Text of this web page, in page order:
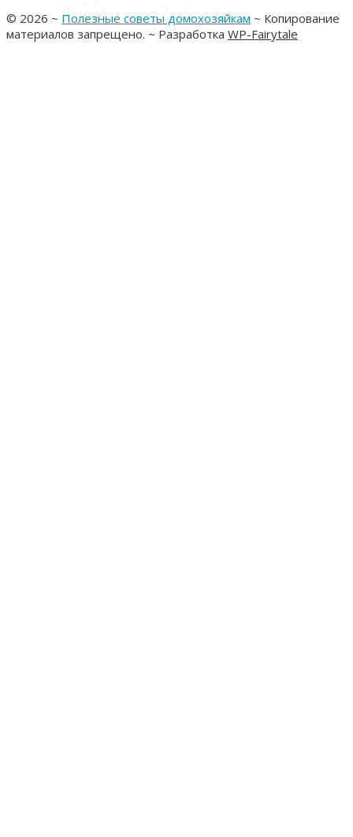
© 2026 ~ Полезные советы домохозяйкам ~ Копирование
материалов запрещено. ~ Разработка WP-Fairytale